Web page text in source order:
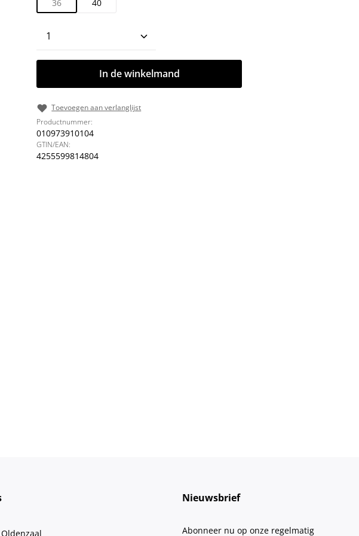
36 40
Producthoeveelheid: Voer de gewenste
In de winkelmand
Toevoegen aan verlanglijst
Productnummer:
010973910104
GTIN/EAN:
4255599814804
Nieuwsbrief
Abonneer nu op onze regelmatig